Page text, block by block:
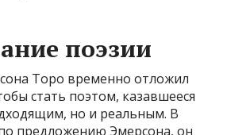
поэзии
Торо временно отложил
стать поэтом, казавшееся
но и реальным. В
предложению Эмерсона, он